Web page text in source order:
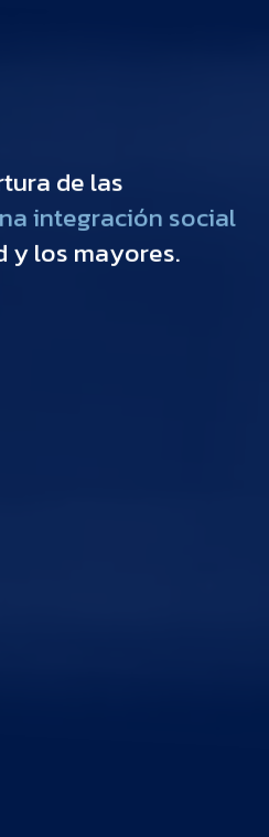
tura de las
naintegración social
ylos mayores.